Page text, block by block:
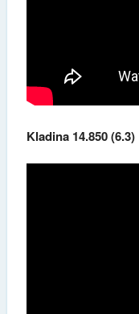
Kladina 14.850 (6.3)